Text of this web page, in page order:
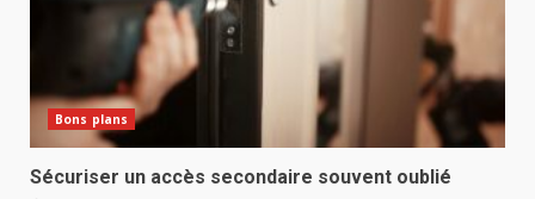
Bons plans
Sécuriser un accès secondaire souvent oublié